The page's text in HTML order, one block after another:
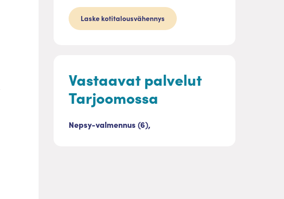
Vastaavat palvelut
Tarjoomossa
Nepsy-valmennus (6),
Laske kotitalousvähennys